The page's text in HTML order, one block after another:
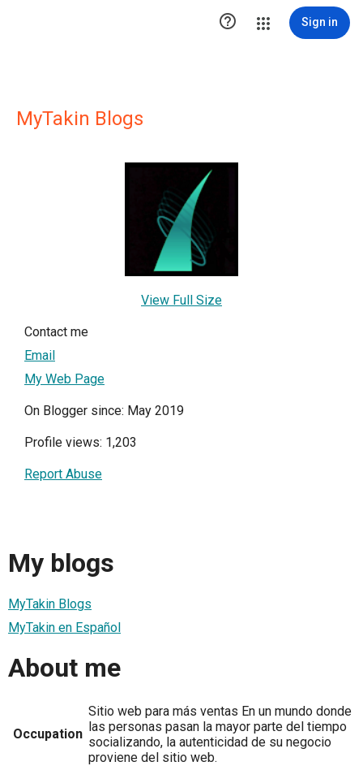
 Sign in
MyTakin Blogs
View Full Size
Contact me
Email
My Web Page
On Blogger since: May 2019
Profile views: 1,203
Report Abuse
My blogs
MyTakin Blogs
MyTakin en Español
About me
Occupation
Sitio web para más ventas En un mundo donde
las personas pasan la mayor parte del tiempo
socializando, la autenticidad de su negocio
proviene del sitio web.